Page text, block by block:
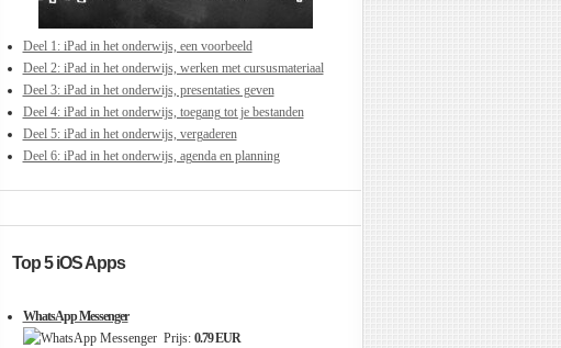
Deel 1: iPad in het onderwijs, een voorbeeld
Deel 2: iPad in het onderwijs, werken met cursusmateriaal
Deel 3: iPad in het onderwijs, presentaties geven
Deel 4: iPad in het onderwijs, toegang tot je bestanden
Deel 5: iPad in het onderwijs, vergaderen
Deel 6: iPad in het onderwijs, agenda en planning
Top 5 iOS Apps
WhatsApp Messenger
Prijs: 0.79 EUR